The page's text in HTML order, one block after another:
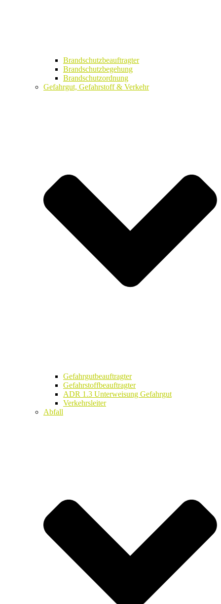
Brandschutzbeauftragter
Brandschutzbegehung
Brandschutzordnung
Gefahrgut, Gefahrstoff & Verkehr
Gefahrgutbeauftragter
Gefahrstoffbeauftragter
ADR 1.3 Unterweisung Gefahrgut
Verkehrsleiter
Abfall